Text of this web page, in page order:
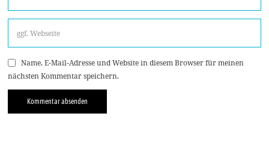
Name, E-Mail-Adresse und Website in diesem Browser für meinen
nächsten Kommentar speichern.